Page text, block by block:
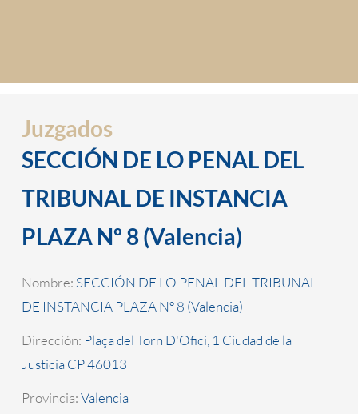
Juzgados
SECCIÓN DE LO PENAL DEL
TRIBUNAL DE INSTANCIA
PLAZA Nº 8 (Valencia)
Nombre: SECCIÓN DE LO PENAL DEL TRIBUNAL
DE INSTANCIA PLAZA Nº 8 (Valencia)
Dirección: Plaça del Torn D'Ofici, 1 Ciudad de la
Justicia CP 46013
Provincia:Valencia